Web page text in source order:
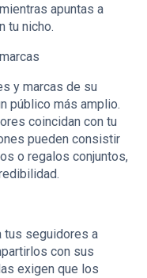
apuntas a
tu nicho.
y marcas de su
público más amplio.
coincidan con tu
pueden consistir
o regalos conjuntos,
tus seguidores a
con sus
exigen que los